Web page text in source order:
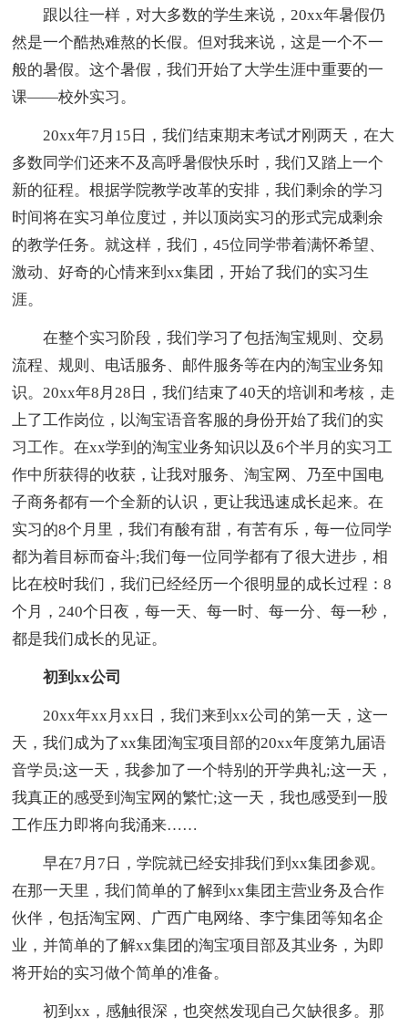
跟以往一样，对大多数的学生来说，20xx年暑假仍
然是一个酷热难熬的长假。但对我来说，这是一个不一
般的暑假。这个暑假，我们开始了大学生涯中重要的一
课——校外实习。
20xx年7月15日，我们结束期末考试才刚两天，在大
多数同学们还来不及高呼暑假快乐时，我们又踏上一个
新的征程。根据学院教学改革的安排，我们剩余的学习
时间将在实习单位度过，并以顶岗实习的形式完成剩余
的教学任务。就这样，我们，45位同学带着满怀希望、
激动、好奇的心情来到xx集团，开始了我们的实习生
涯。
在整个实习阶段，我们学习了包括淘宝规则、交易
流程、规则、电话服务、邮件服务等在内的淘宝业务知
识。20xx年8月28日，我们结束了40天的培训和考核，走
上了工作岗位，以淘宝语音客服的身份开始了我们的实
习工作。在xx学到的淘宝业务知识以及6个半月的实习工
作中所获得的收获，让我对服务、淘宝网、乃至中国电
子商务都有一个全新的认识，更让我迅速成长起来。在
实习的8个月里，我们有酸有甜，有苦有乐，每一位同学
都为着目标而奋斗;我们每一位同学都有了很大进步，相
比在校时我们，我们已经经历一个很明显的成长过程：8
个月，240个日夜，每一天、每一时、每一分、每一秒，
都是我们成长的见证。
初到xx公司
20xx年xx月xx日，我们来到xx公司的第一天，这一
天，我们成为了xx集团淘宝项目部的20xx年度第九届语
音学员;这一天，我参加了一个特别的开学典礼;这一天，
我真正的感受到淘宝网的繁忙;这一天，我也感受到一股
工作压力即将向我涌来……
早在7月7日，学院就已经安排我们到xx集团参观。
在那一天里，我们简单的了解到xx集团主营业务及合作
伙伴，包括淘宝网、广西广电网络、李宁集团等知名企
业，并简单的了解xx集团的淘宝项目部及其业务，为即
将开始的实习做个简单的准备。
初到xx，感触很深，也突然发现自己欠缺很多。那